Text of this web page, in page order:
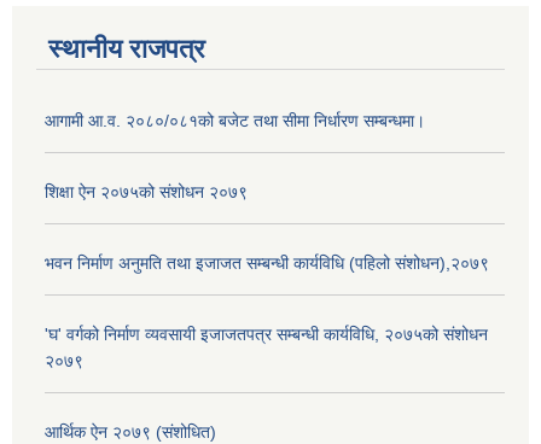
स्थानीय राजपत्र
आगामी आ.व. २०८०/०८१को बजेट तथा सीमा निर्धारण सम्बन्धमा।
शिक्षा ऐन २०७५को संशोधन २०७९
भवन निर्माण अनुमति तथा इजाजत सम्बन्धी कार्यविधि (पहिलो संशोधन),२०७९
'घ' वर्गको निर्माण व्यवसायी इजाजतपत्र सम्बन्धी कार्यविधि, २०७५को संशोधन
२०७९
आर्थिक ऐन २०७९ (संशोधित)